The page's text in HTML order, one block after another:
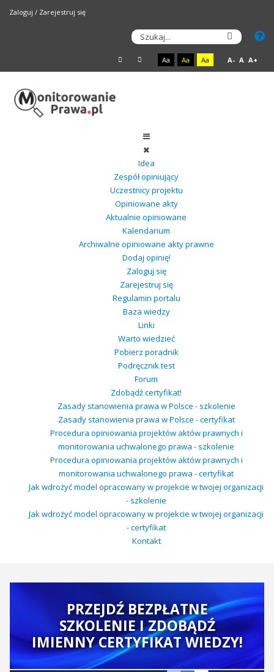
Zaloguj / Zarejestruj się
Aa Aa Aa A- A A+
Idea
Zespół opiniujący
Uczestnicy projektu
Opiniowane akty
Aktualnie opiniowane
Kalendarium
Archiwalne opiniowane akty prawne
Dodaj opinię!
Zaloguj się
Zarejestruj się
Regulamin portalu
Baza wiedzy
Linki
Warto wiedzieć
Pobierz poradnik
Podręcznik test
Forum
Zdobądź certyfikat!
Zasady stanowienia prawa w Polsce - szkolenie
Zasady stanowienia prawa w Polsce - certyfikat
Procedura opiniowania projektów aktów prawnych i
monitorowania uchwalonego prawa - szkolenie
Procedura opiniowania projektów aktów prawnych i
monitorowania uchwalonego prawa - certyfikat
Jak wdrożyć model opracowany w projekcie w twojej organizacji
- szkolenie
Jak wdrożyć model opracowany w projekcie w twojej organizacji
- certyfikat
Kontakt
PRZEJDŹ BEZPŁATNE
SZKOLENIE I ZDOBĄDŹ
IMIENNY CERTYFIKAT WIEDZY!